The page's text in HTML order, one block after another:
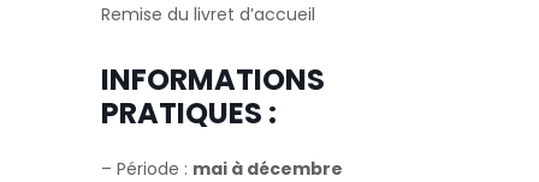
Remise du livret d’accueil
INFORMATIONS
PRATIQUES :
– Période : mai à décembre